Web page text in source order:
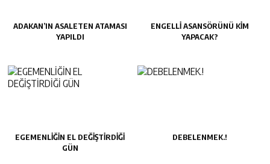
ADAKAN’IN ASALETEN ATAMASI
YAPILDI
ENGELLİ ASANSÖRÜNÜ KİM
YAPACAK?
EGEMENLİĞİN EL DEĞİŞTİRDİĞİ
GÜN
DEBELENMEK.!